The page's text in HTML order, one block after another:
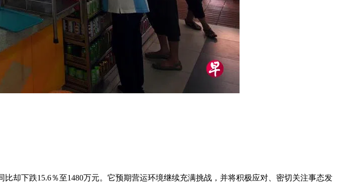
却下跌15.6％至1480万元。它预期营运环境继续充满挑战，并将积极应对、密切关注事态发